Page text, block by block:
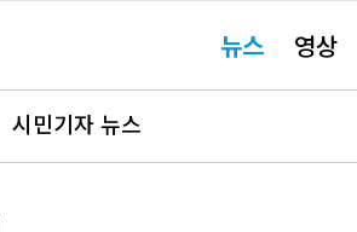
요뉴스 영상
시민기자 뉴스